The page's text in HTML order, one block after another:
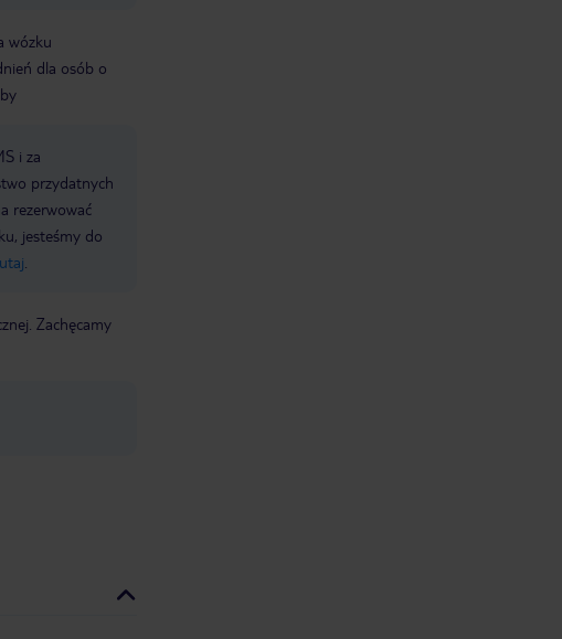
wózku
dla osób o
i za
przydatnych
rezerwować
jesteśmy do
Zachęcamy